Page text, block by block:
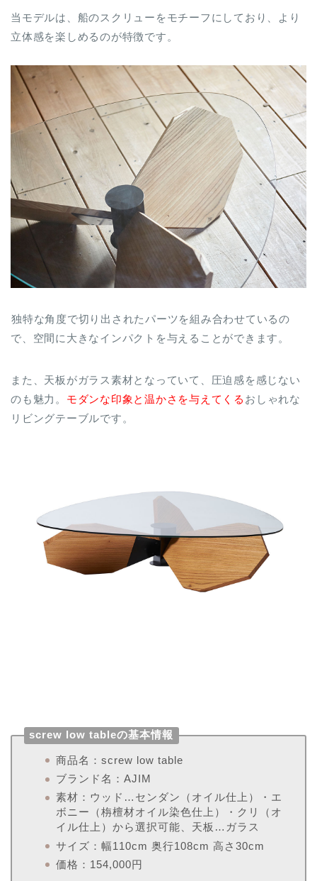
当モデルは、船のスクリューをモチーフにしており、より
立体感を楽しめるのが特徴です。
独特な角度で切り出されたパーツを組み合わせているの
で、空間に大きなインパクトを与えることができます。
また、天板がガラス素材となっていて、圧迫感を感じない
のも魅力。 モダンな印象と温かさを与えてくる おしゃれな
リビングテーブルです。
screw low tableの基本情報
商品名：screw low table
ブランド名：AJIM
素材：ウッド…センダン（オイル仕上）・エ
ボニー（栴檀材オイル染色仕上）・クリ（オ
イル仕上）から選択可能、天板…ガラス
サイズ：幅110cm 奥行108cm 高さ30cm
価格：154,000円